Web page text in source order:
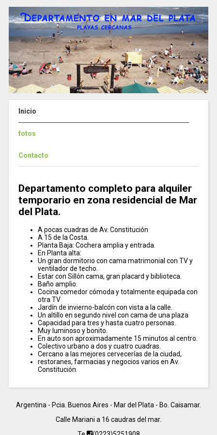
Inicio
fotos
Contacto
Departamento completo para alquiler
temporario en zona residencial de Mar
del Plata.
A pocas cuadras de Av. Constitución
A 15 de la Costa.
Planta Baja: Cochera amplia y entrada.
En Planta alta:
Un gran dormitorio con cama matrimonial con TV y
ventilador de techo.
Estar con Sillón cama, gran placard y biblioteca.
Baño amplio.
Cocina comedor cómoda y totalmente equipada con
otra TV
Jardín de invierno-balcón con vista a la calle.
Un altillo en segundo nivel con cama de una plaza
Capacidad para tres y hasta cuatro personas.
Muy luminoso y bonito.
En auto son aproximadamente 15 minutos al centro.
Colectivo urbano a dos y cuatro cuadras.
Cercano a las mejores cervecerías de la ciudad,
restoranes, farmacias y negocios varios en Av.
Constitución.
Argentina - Pcia. Buenos Aires - Mar del Plata - Bo. Caisamar.
Calle Mariani a 16 caudras del mar.